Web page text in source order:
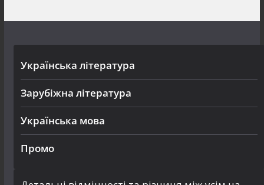
Українська література
Зарубіжна література
Українська мова
Промо